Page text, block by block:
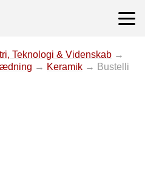
Teknologi & Videnskab →
→ Keramik → Bustelli